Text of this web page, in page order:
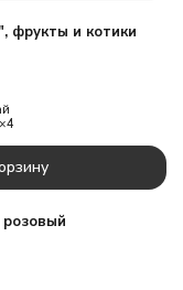
фрукты и котики